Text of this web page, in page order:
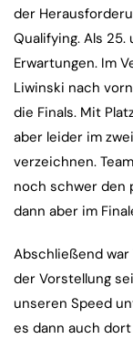
der
Qualifying. Als 25.
Erwartungen. Im
Liwinski nach
die Finals. Mit
aber leider im
verzeichnen.
noch schwer den
dann aber im
Abschließend
der Vorstellung
unseren Speed
es dann auch